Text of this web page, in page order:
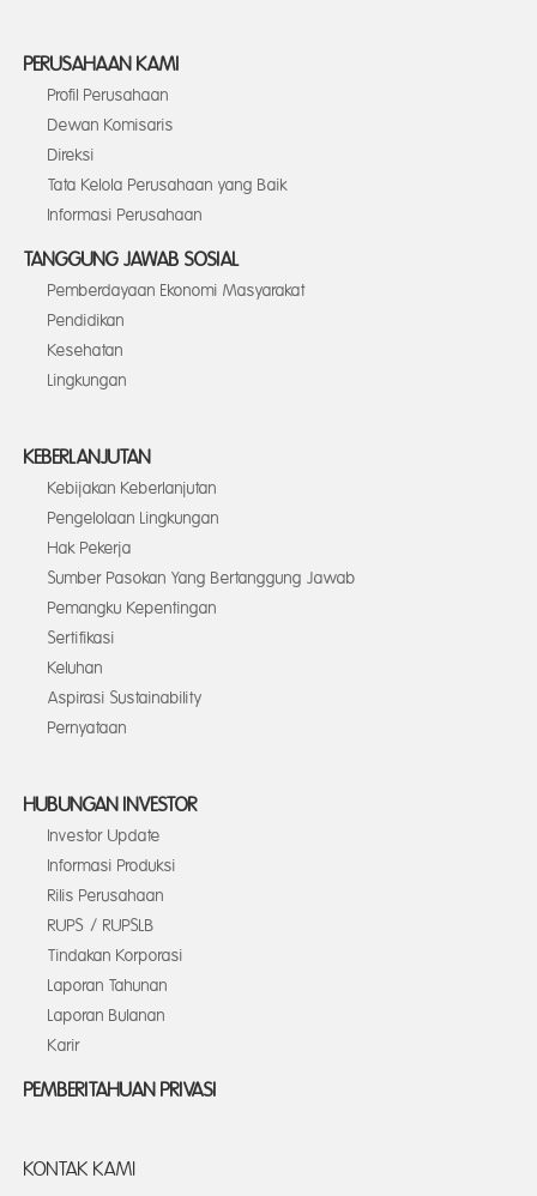
PERUSAHAAN KAMI
Profil Perusahaan
Dewan Komisaris
Direksi
Tata Kelola Perusahaan yang Baik
Informasi Perusahaan
TANGGUNG JAWAB SOSIAL
Pemberdayaan Ekonomi Masyarakat
Pendidikan
Kesehatan
Lingkungan
KEBERLANJUTAN
Kebijakan Keberlanjutan
Pengelolaan Lingkungan
Hak Pekerja
Sumber Pasokan Yang Bertanggung Jawab
Pemangku Kepentingan
Sertifikasi
Keluhan
Aspirasi Sustainability
Pernyataan
HUBUNGAN INVESTOR
Investor Update
Informasi Produksi
Rilis Perusahaan
RUPS / RUPSLB
Tindakan Korporasi
Laporan Tahunan
Laporan Bulanan
Karir
PEMBERITAHUAN PRIVASI
KONTAK KAMI